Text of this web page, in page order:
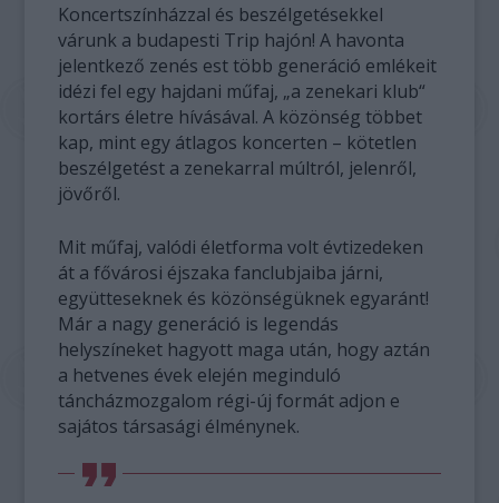
Koncertszínházzal és beszélgetésekkel
várunk a budapesti Trip hajón! A havonta
jelentkező zenés est több generáció emlékeit
idézi fel egy hajdani műfaj, „a zenekari klub“
kortárs életre hívásával. A közönség többet
kap, mint egy átlagos koncerten – kötetlen
beszélgetést a zenekarral múltról, jelenről,
jövőről.
Mit műfaj, valódi életforma volt évtizedeken
át a fővárosi éjszaka fanclubjaiba járni,
együtteseknek és közönségüknek egyaránt!
Már a nagy generáció is legendás
helyszíneket hagyott maga után, hogy aztán
a hetvenes évek elején meginduló
táncházmozgalom régi-új formát adjon e
sajátos társasági élménynek.